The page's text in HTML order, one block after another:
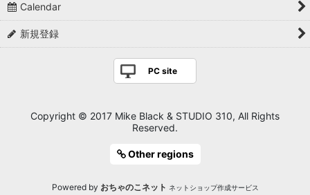
Calendar
新規登録
PC site
Copyright © 2017 Mike Black & STUDIO 310, All Rights
Reserved.
Other regions
Powered by おちゃのこネット ネットショップ作成サービス